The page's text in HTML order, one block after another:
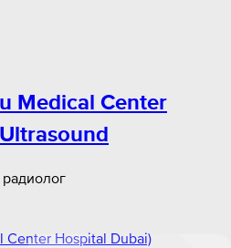
Medical Center
радиолог
Center Hospital Dubai)